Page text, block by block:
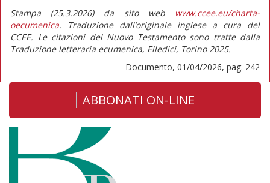
Stampa (25.3.2026) da sito web
www.ccee.eu/charta-
oecumenica. Traduzione dall’originale inglese a cura del
CCEE. Le citazioni del Nuovo Testamento sono tratte dalla
Traduzione letteraria ecumenica, Elledici, Torino 2025.
Documento, 01/04/2026, pag. 242
ABBONATI ON-LINE